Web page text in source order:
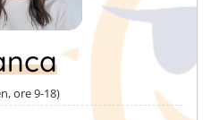
ore 9-18)